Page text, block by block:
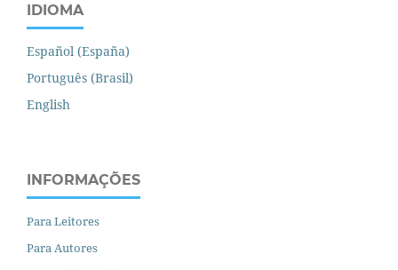
IDIOMA
Español (España)
Português (Brasil)
English
INFORMAÇÕES
Para Leitores
Para Autores